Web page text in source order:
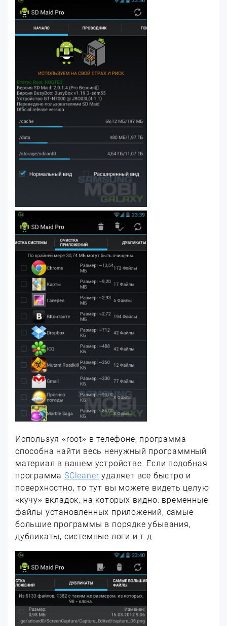
Используя «root» в телефоне, программа
способна найти весь ненужный программный
материал в вашем устройстве. Если подобная
программаSCleanerудаляет все быстро и
поверхностно, то тут вы можете видеть целую
«кучу» вкладок, на которых видно: временные
файлы установленных приложений, самые
большие программы в порядке убывания,
дубликаты, системные логи и т.д.